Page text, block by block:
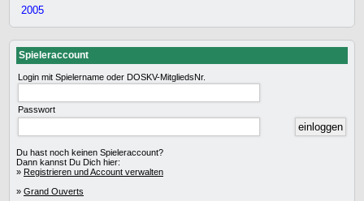
2005
Spieleraccount
Login mit Spielername oder DOSKV-MitgliedsNr.
Passwort
Du hast noch keinen Spieleraccount?
Dann kannst Du Dich hier:
» Registrieren und Account verwalten
» Grand Ouverts